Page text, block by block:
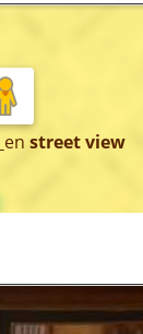
en street view